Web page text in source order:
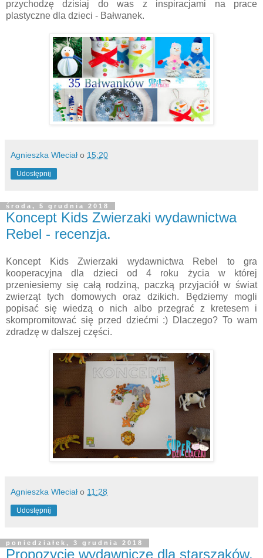
przychodzę dzisiaj do was z inspiracjami na prace
plastyczne dla dzieci - Bałwanek.
Agnieszka Wleciał o 15:20
Udostępnij
środa, 5 grudnia 2018
Koncept Kids Zwierzaki wydawnictwa
Rebel - recenzja.
Koncept Kids Zwierzaki wydawnictwa Rebel to gra
kooperacyjna dla dzieci od 4 roku życia w której
przeniesiemy się całą rodziną, paczką przyjaciół w świat
zwierząt tych domowych oraz dzikich. Będziemy mogli
popisać się wiedzą o nich albo przegrać z kretesem i
skompromitować się przed dziećmi :) Dlaczego? To wam
zdradzę w dalszej części.
Agnieszka Wleciał o 11:28
Udostępnij
poniedziałek, 3 grudnia 2018
Propozycje wydawnicze dla starszaków.